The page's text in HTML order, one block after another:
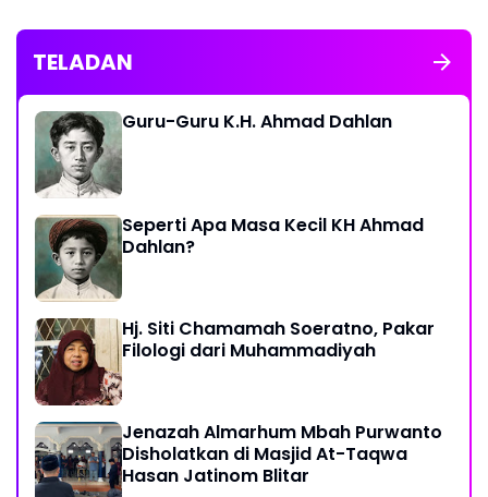
TELADAN
Guru-Guru K.H. Ahmad Dahlan
Seperti Apa Masa Kecil KH Ahmad
Dahlan?
Hj. Siti Chamamah Soeratno, Pakar
Filologi dari Muhammadiyah
Jenazah Almarhum Mbah Purwanto
Disholatkan di Masjid At-Taqwa
Hasan Jatinom Blitar